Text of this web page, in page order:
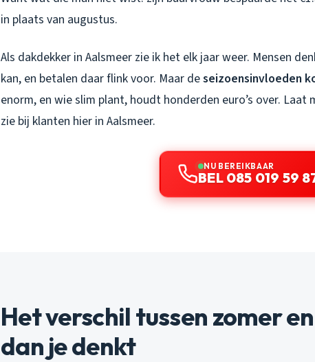
in plaats van augustus.
Als dakdekker in Aalsmeer zie ik het elk jaar weer. Mensen
kan, en betalen daar flink voor. Maar deseizoensinvloeden
enorm, en wie slim plant, houdt honderden euro’s over. Laat
zie bij klanten hier in Aalsmeer.
NU BEREIKBAAR
BEL 085 019 59
Het verschil tussen zomer
dan je denkt